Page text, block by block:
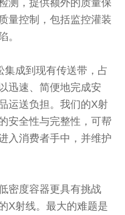
测，提供额外的质量保
量控制，包括监控灌装
。
成到现有传送带，占
迅速、简便地完成安
运送负担。我们的X射
安全性与完整性，可帮
入消费者手中，并维护
密度容器更具有挑战
X射线。最大的难题是